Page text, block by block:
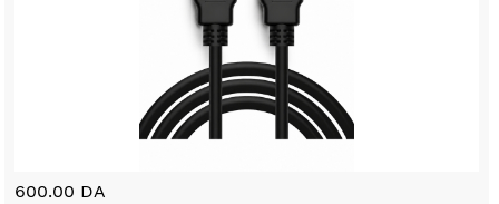
600.00 DA